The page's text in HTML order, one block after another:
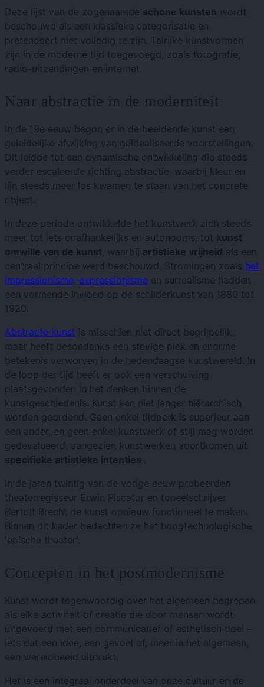
Deze lijst van de zogenaamde schone kunsten wordt
beschouwd als een klassieke categorisatie en
pretendeert niet volledig te zijn. Talrijke kunstvormen
zijn in de moderne tijd toegevoegd, zoals fotografie,
radio-uitzendingen en internet.
Naar abstractie in de moderniteit
In de 19e eeuw begon er in de beeldende kunst een
geleidelijke afwijking van geïdealiseerde voorstellingen.
Dit leidde tot een dynamische ontwikkeling die steeds
verder escaleerde richting abstractie, waarbij kleur en
lijn steeds meer los kwamen te staan ​​van het concrete
object.
In deze periode ontwikkelde het kunstwerk zich steeds
meer tot iets onafhankelijks en autonooms, tot kunst
omwille van de kunst , waarbij artistieke vrijheid als een
centraal principe werd beschouwd. Stromingen zoals het
impressionisme expressionisme en surrealisme hadden
een vormende invloed op de schilderkunst van 1880 tot
1920.
Abstracte kunst is misschien niet direct begrijpelijk,
maar heeft desondanks een stevige plek en enorme
betekenis verworven in de hedendaagse kunstwereld. In
de loop der tijd heeft er ook een verschuiving
plaatsgevonden in het denken binnen de
kunstgeschiedenis. Kunst kan niet langer hiërarchisch
worden geordend. Geen enkel tijdperk is superieur aan
een ander, en geen enkel kunstwerk of stijl mag worden
gedevalueerd, aangezien kunstwerken voortkomen uit
specifieke artistieke intenties .
In de jaren twintig van de vorige eeuw probeerden
theaterregisseur Erwin Piscator en toneelschrijver
Bertolt Brecht de kunst opnieuw functioneel te maken.
Binnen dit kader bedachten ze het hoogtechnologische
'epische theater'.
Concepten in het postmodernisme
Kunst wordt tegenwoordig over het algemeen begrepen
als elke activiteit of creatie die door mensen wordt
uitgevoerd met een communicatief of esthetisch doel –
iets dat een idee, een gevoel of, meer in het algemeen,
een wereldbeeld uitdrukt.
Het is een integraal onderdeel van onze cultuur en de